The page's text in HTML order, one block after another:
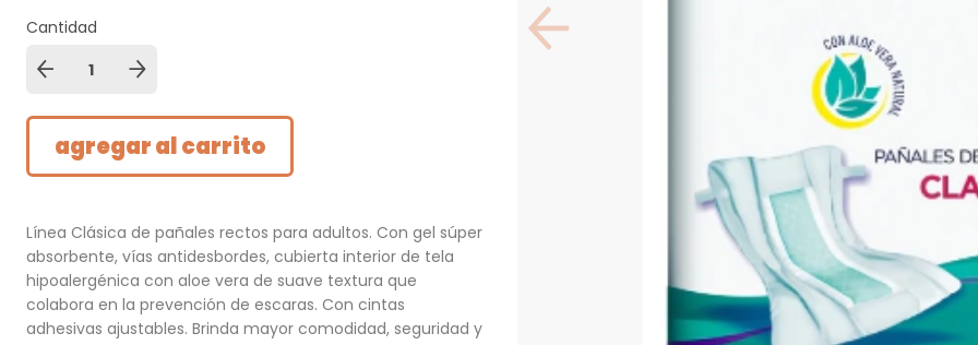
Cantidad
Línea Clásica de pañales rectos para adultos. Con gel súper
absorbente, vías antidesbordes, cubierta interior de tela
hipoalergénica con aloe vera de suave textura que
colabora en la prevención de escaras. Con cintas
adhesivas ajustables. Brinda mayor comodidad, seguridad y